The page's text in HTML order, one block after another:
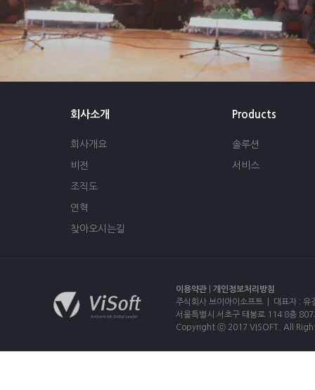
회사소개
회사개요
비전
조직도
연혁
찾아오시는길
Products
솔루션
서비스
이용약관
개인정보처리방침
주식회사 브이아이소프트 | 대표자 :
서울특별시 서초구 태봉로 114 8층
Copyright ⓒ 2017 VISOFT. All